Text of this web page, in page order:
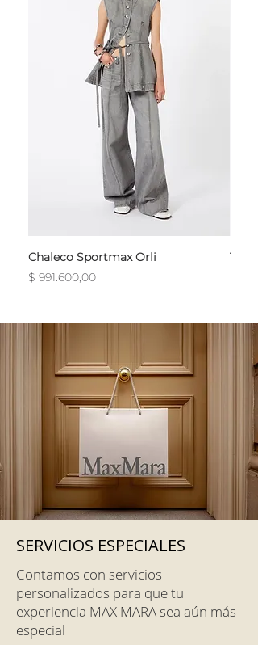
Chaleco Sportmax Orli
Precio
$ 991.600,00
T-
SERVICIOS ESPECIALES
Contamos con servicios
personalizados para que tu
experiencia MAX MARA sea aún más
especial